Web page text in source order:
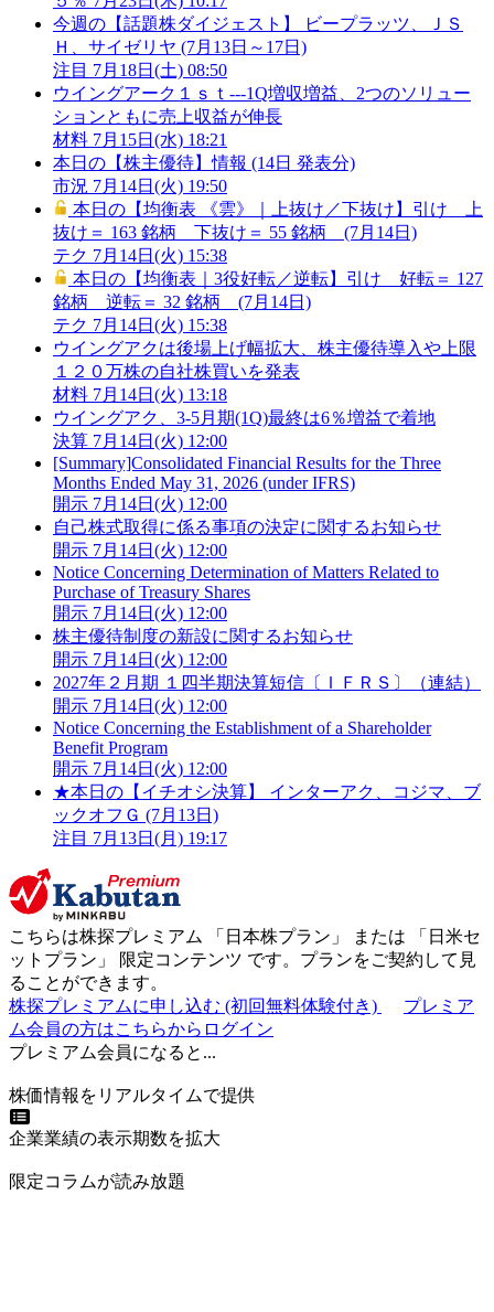
今週の【話題株ダイジェスト】 ビープラッツ、ＪＳ
Ｈ、サイゼリヤ (7月13日～17日)
注目 7月18日(土) 08:50
ウイングアーク１ｓｔ---1Q増収増益、2つのソリュー
ションともに売上収益が伸長
材料 7月15日(水) 18:21
本日の【株主優待】情報 (14日 発表分)
市況 7月14日(火) 19:50
本日の【均衡表 《雲》｜上抜け／下抜け】引け 上
抜け＝ 163 銘柄 下抜け＝ 55 銘柄 (7月14日)
テク 7月14日(火) 15:38
本日の【均衡表｜3役好転／逆転】引け 好転＝ 127
銘柄 逆転＝ 32 銘柄 (7月14日)
テク 7月14日(火) 15:38
ウイングアクは後場上げ幅拡大、株主優待導入や上限
１２０万株の自社株買いを発表
材料 7月14日(火) 13:18
ウイングアク、3-5月期(1Q)最終は6％増益で着地
決算 7月14日(火) 12:00
[Summary]Consolidated Financial Results for the Three
Months Ended May 31, 2026 (under IFRS)
開示 7月14日(火) 12:00
自己株式取得に係る事項の決定に関するお知らせ
開示 7月14日(火) 12:00
Notice Concerning Determination of Matters Related to
Purchase of Treasury Shares
開示 7月14日(火) 12:00
株主優待制度の新設に関するお知らせ
開示 7月14日(火) 12:00
2027年２月期 １四半期決算短信〔ＩＦＲＳ〕（連結）
開示 7月14日(火) 12:00
Notice Concerning the Establishment of a Shareholder
Benefit Program
開示 7月14日(火) 12:00
★本日の【イチオシ決算】 インターアク、コジマ、ブ
ックオフＧ (7月13日)
注目 7月13日(月) 19:17
こちらは株探プレミアム 「 日本株プラン 」 または 「 日米セ
ットプラン 」 限定コンテンツ です。プランをご契約して見
ることができます。
株探プレミアムに申し込む (初回無料体験付き)
プレミア
ム会員の方はこちらからログイン
プレミアム会員になると...
株価情報をリアルタイムで提供
企業業績の表示期数を拡大
限定コラムが読み放題